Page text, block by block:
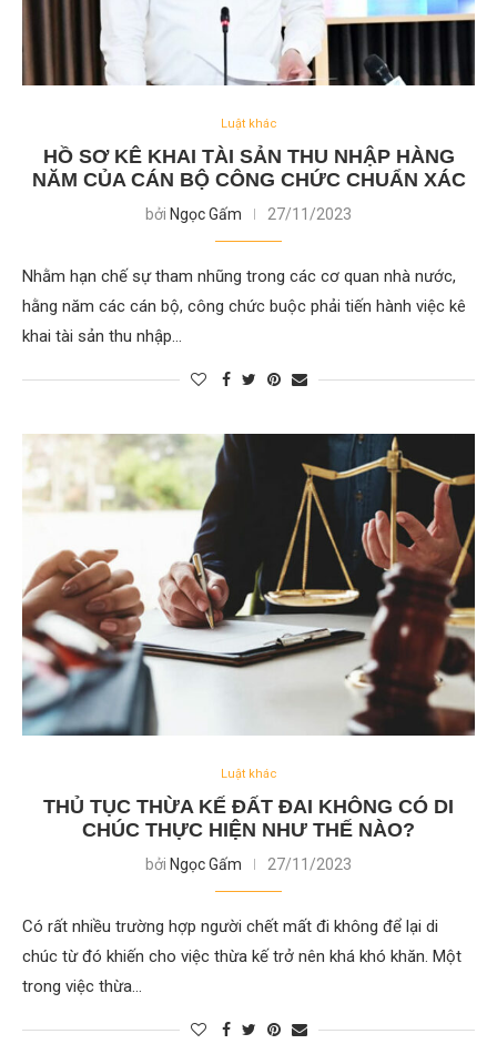
Luật khác
HỒ SƠ KÊ KHAI TÀI SẢN THU NHẬP HÀNG
NĂM CỦA CÁN BỘ CÔNG CHỨC CHUẨN XÁC
bởi Ngọc Gấm 27/11/2023
Nhằm hạn chế sự tham nhũng trong các cơ quan nhà nước,
hằng năm các cán bộ, công chức buộc phải tiến hành việc kê
khai tài sản thu nhập…
Luật khác
THỦ TỤC THỪA KẾ ĐẤT ĐAI KHÔNG CÓ DI
CHÚC THỰC HIỆN NHƯ THẾ NÀO?
bởi Ngọc Gấm 27/11/2023
Có rất nhiều trường hợp người chết mất đi không để lại di
chúc từ đó khiến cho việc thừa kế trở nên khá khó khăn. Một
trong việc thừa…